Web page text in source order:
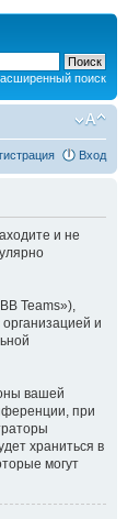
поиск
Вход
и не
Teams»),
и
вашей
при
храниться в
могут